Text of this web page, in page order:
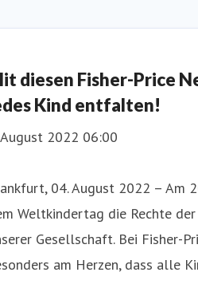
diesen Fisher-Price
Kind entfalten!
2022 06:00
04. August 2022 – Am
Weltkindertag die Rechte
Gesellschaft. Bei Fisher-
am Herzen, dass alle